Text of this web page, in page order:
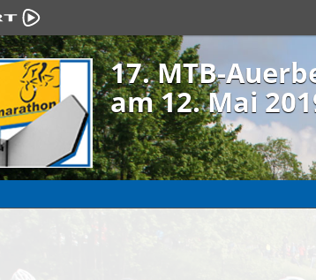
17. MTB-
am 12. Mai